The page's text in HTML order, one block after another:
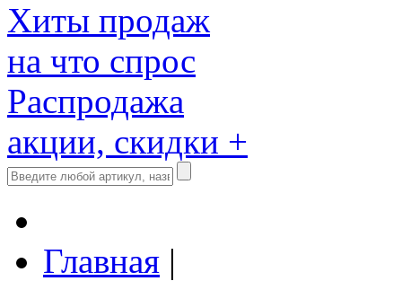
Хиты продаж
на что спрос
Распродажа
акции, скидки +
Главная |